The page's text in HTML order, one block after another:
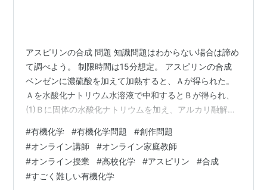
アスピリンの合成 問題 知識問題はわからない場合は諦め
て調べよう。 制限時間は15分想定。 アスピリンの合成
ベンゼンに濃硫酸を加えて加熱すると、Ａが得られた。
Ａを水酸化ナトリウム水溶液で中和するとＢが得られ、
(1)Ｂに固体の水酸化ナトリウムを加え、アルカリ融解し
素を反応させて得られたＤを希塩酸で中和したところ、
Ｅが得られた。Ｅに無水酢酸と濃硫酸を加え加熱する
と、Ｆが得られた。 １，Ａの構造式を書け。 ２，下線部
(1)の化学反応式を書け。ただし、Ｂ、Ｃは構造式で示
#有機化学 #有機化学問題 #創作問題
#オンライン講師 #オンライン家庭教師
#オンライン授業 #高校化学 #アスピリン #合成
#すごく難しい有機化学